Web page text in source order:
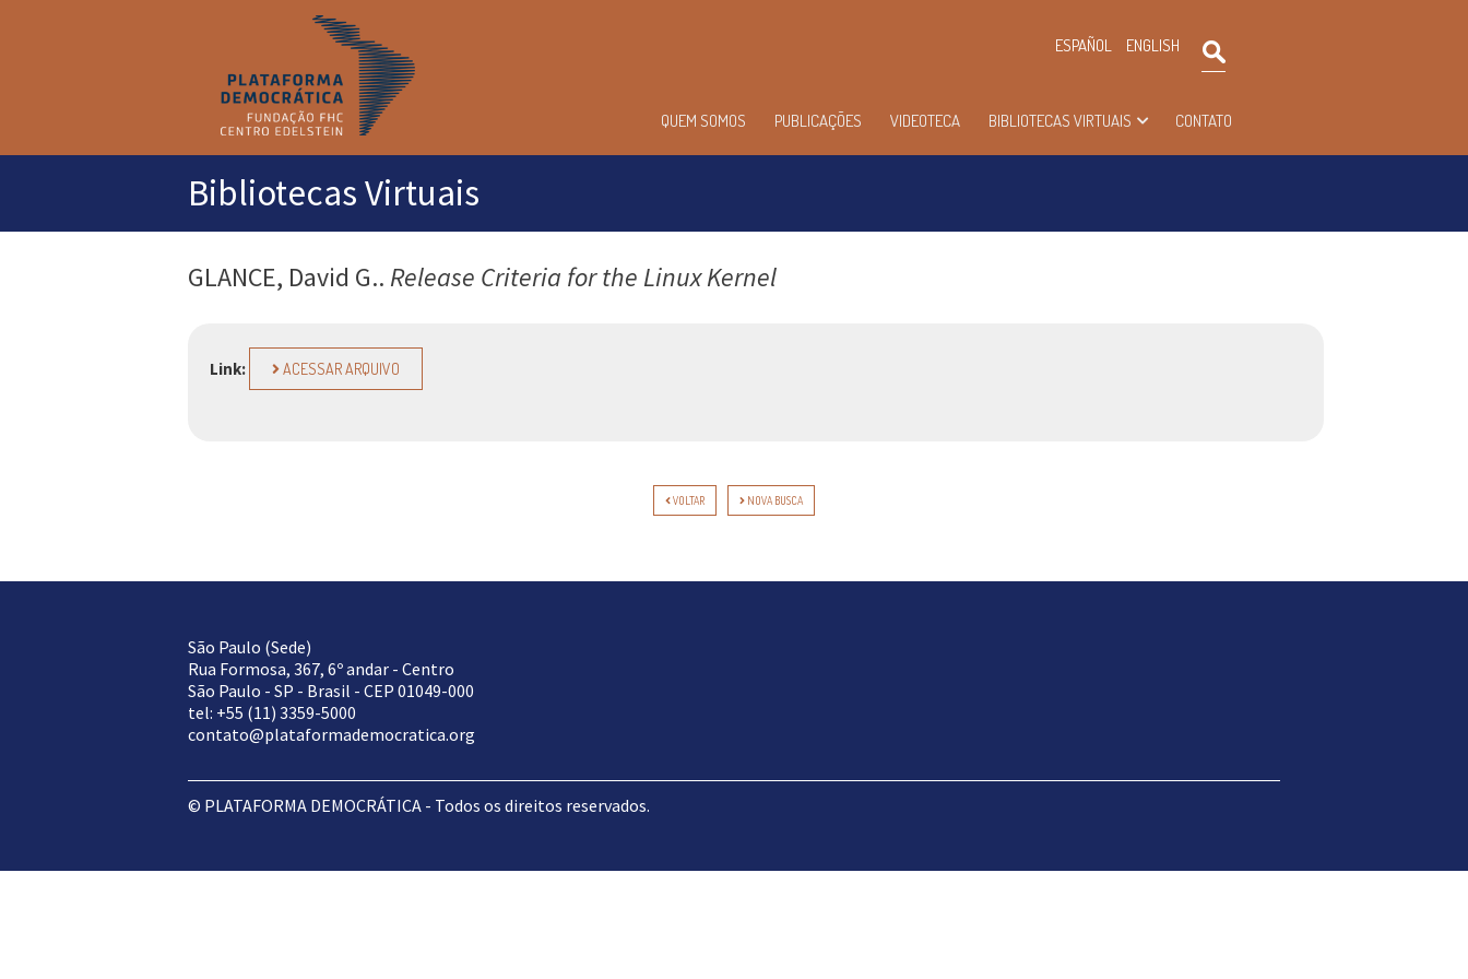
ESPAÑOL ENGLISH
QUEM SOMOS PUBLICAÇÕES VIDEOTECA BIBLIOTECAS VIRTUAIS CONTATO
Bibliotecas Virtuais
GLANCE, David G.. Release Criteria for the Linux Kernel
Link: ACESSAR ARQUIVO
VOLTAR NOVA BUSCA
São Paulo (Sede)
Rua Formosa, 367, 6º andar - Centro
São Paulo - SP - Brasil - CEP 01049-000
tel: +55 (11) 3359-5000
contato@plataformademocratica.org
© PLATAFORMA DEMOCRÁTICA - Todos os direitos reservados.